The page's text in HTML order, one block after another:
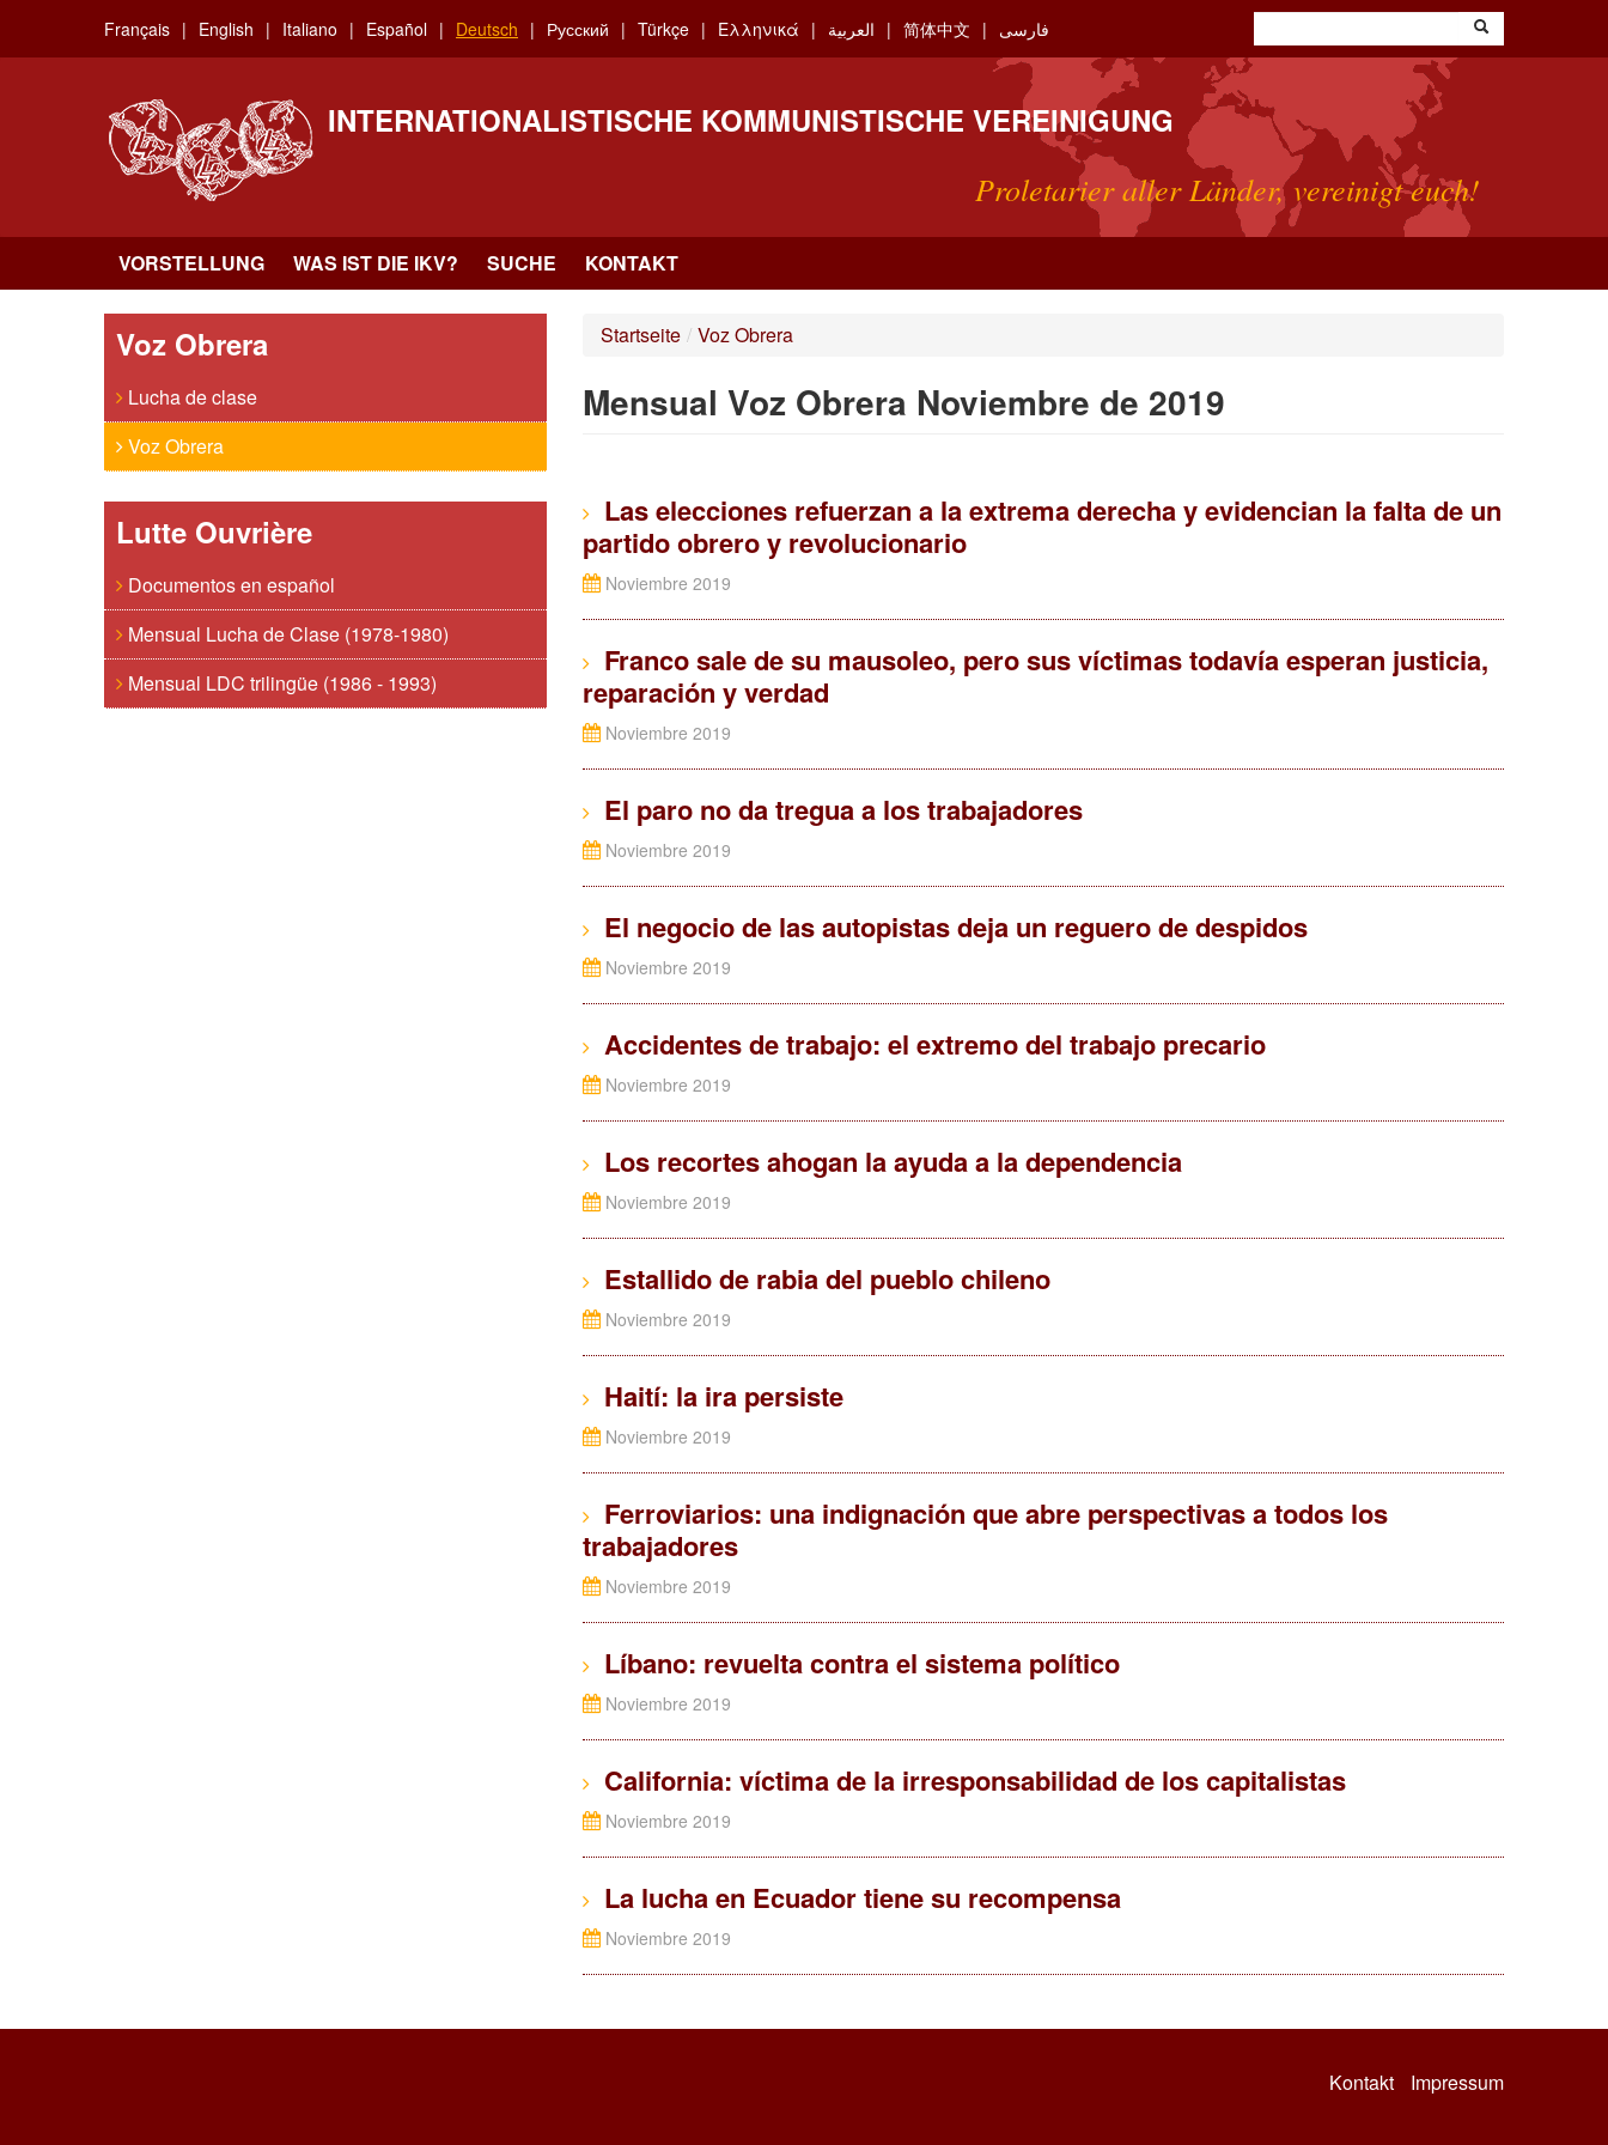
main
Français English Italiano Español Deutsch Русский Türkçe Ελληνικά العربية 简体中文 فارسی
INTERNATIONALISTISCHE KOMMUNISTISCHE VEREINIGUNG
Proletarier aller Länder, vereinigt euch!
VORSTELLUNG WAS IST DIE IKV? SUCHE KONTAKT
Voz Obrera
Lucha de clase
Voz Obrera
Lutte Ouvrière
Documentos en español
Mensual Lucha de Clase (1978-1980)
Mensual LDC trilingüe (1986 - 1993)
Startseite / Voz Obrera
Mensual Voz Obrera Noviembre de 2019
Las elecciones refuerzan a la extrema derecha y evidencian la falta de un
partido obrero y revolucionario
Noviembre 2019
Franco sale de su mausoleo, pero sus víctimas todavía esperan justicia,
reparación y verdad
Noviembre 2019
El paro no da tregua a los trabajadores
Noviembre 2019
El negocio de las autopistas deja un reguero de despidos
Noviembre 2019
Accidentes de trabajo: el extremo del trabajo precario
Noviembre 2019
Los recortes ahogan la ayuda a la dependencia
Noviembre 2019
Estallido de rabia del pueblo chileno
Noviembre 2019
Haití: la ira persiste
Noviembre 2019
Ferroviarios: una indignación que abre perspectivas a todos los
trabajadores
Noviembre 2019
Líbano: revuelta contra el sistema político
Noviembre 2019
California: víctima de la irresponsabilidad de los capitalistas
Noviembre 2019
La lucha en Ecuador tiene su recompensa
Noviembre 2019
Kontakt Impressum